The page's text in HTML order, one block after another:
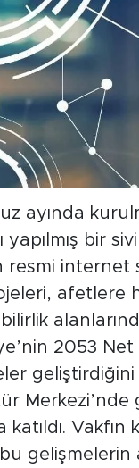
ayında
yapılmış bir
resmi internet
afetlere
2053 Net
geliştirdiğini
gelişmelerin